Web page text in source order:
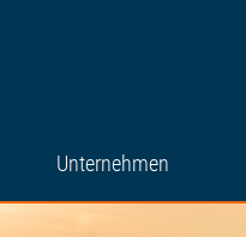
Unternehmen